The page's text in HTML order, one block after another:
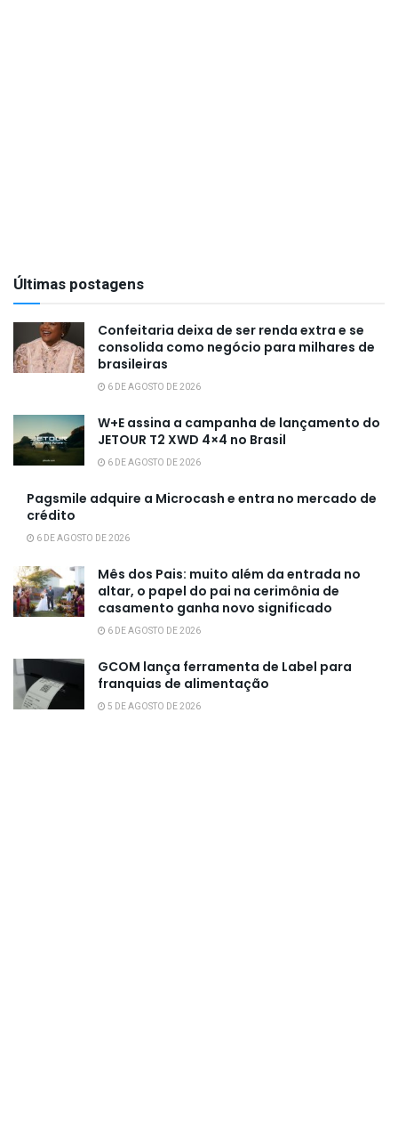
Últimas postagens
Confeitaria deixa de ser renda extra e se
consolida como negócio para milhares de
brasileiras
6 DE AGOSTO DE 2026
W+E assina a campanha de lançamento do
JETOUR T2 XWD 4×4 no Brasil
6 DE AGOSTO DE 2026
Pagsmile adquire a Microcash e entra no mercado de
crédito
6 DE AGOSTO DE 2026
Mês dos Pais: muito além da entrada no
altar, o papel do pai na cerimônia de
casamento ganha novo significado
6 DE AGOSTO DE 2026
GCOM lança ferramenta de Label para
franquias de alimentação
5 DE AGOSTO DE 2026